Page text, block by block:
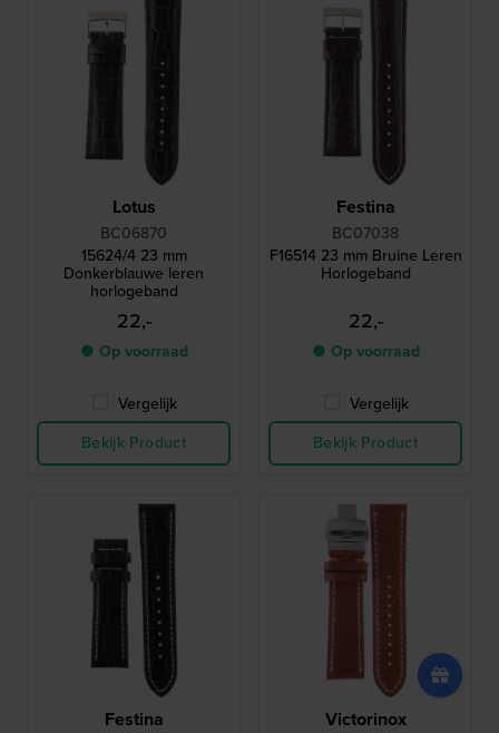
Lotus
BC06870
15624/4 23 mm
Donkerblauwe leren
horlogeband
22,-
● Op voorraad
Vergelijk
Bekijk Product
Festina
BC07038
F16514 23 mm Bruine Leren
Horlogeband
22,-
● Op voorraad
Vergelijk
Bekijk Product
Festina Victorinox